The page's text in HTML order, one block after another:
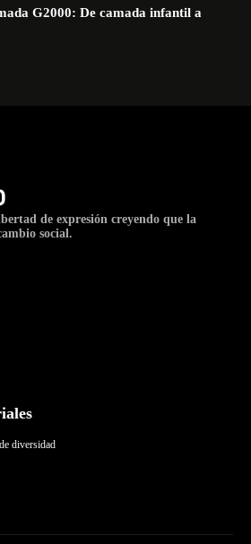
G2000: De camada infantil a
de expresión creyendo que la
social.
diversidad